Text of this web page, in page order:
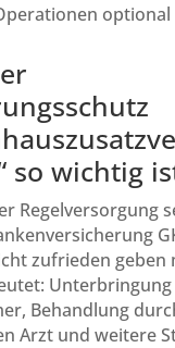
optional
so wichtig
Regelversorgung
zufrieden geben
Behandlung
Arzt und weitere